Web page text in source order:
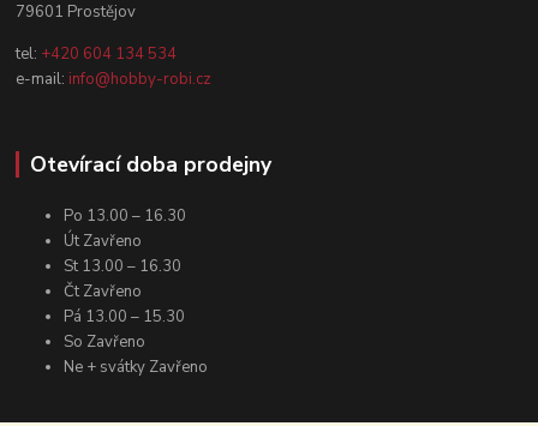
79601 Prostějov
tel: +420 604 134 534
e-mail: info@hobby-robi.cz
Otevírací doba prodejny
Po 13.00 – 16.30
Út Zavřeno
St 13.00 – 16.30
Čt Zavřeno
Pá 13.00 – 15.30
So Zavřeno
Ne + svátky Zavřeno